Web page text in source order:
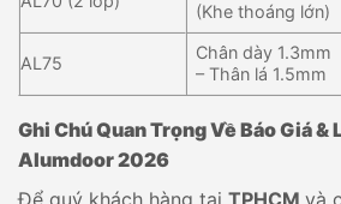
(Khe thoáng lớn)
AL75
Chân dày 1.3mm
– Thân lá 1.5mm
Ghi Chú Quan Trọng Về Báo Giá &
Alumdoor 2026